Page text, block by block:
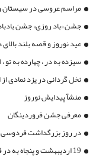
مراسم عروسی در سیستان
جشن «باد روزی» جشن
عید نوروز و قصه بلند
سیزده به در ، چهارده به تو
نخل گردانی در یزد نمادی
منشآ پیدایش نوروز
معرفی جشن فروردینگان
در روز بزرگداشت
19 اردیبهشت و پنجاه به در قزوین